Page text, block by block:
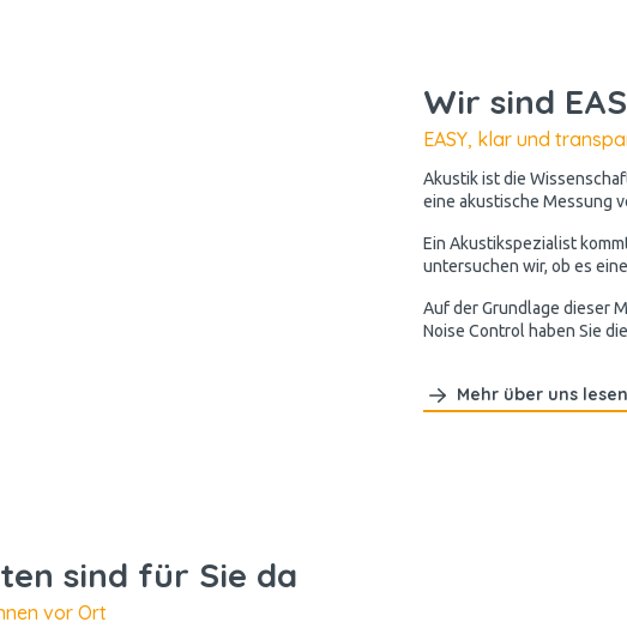
Wir sind
EASY, klar und
Akustik ist die
eine akustische Messung
Ein Akustikspezialist
untersuchen wir, ob es
Auf der Grundlage dieser
Noise Control haben Sie
Mehr über uns lesen
sind für Sie da
vor Ort